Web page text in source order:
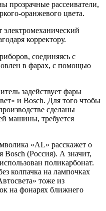
прозрачные рассеиватели,
оранжевого цвета.
корректору.
соединяясь с
в фарах, с помощью
задействует фары
и Bosch. Для того чтобы
сделаны
машины, требуется
«AL» расскажет о
Bosch (Россия). А значит,
поликарбонат.
колпачка на лампочках
тоже из
на фонарях ближнего